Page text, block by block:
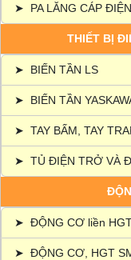
➤ PA LĂNG CÁP
THIẾT BỊ
➤ BIẾN TẦN LS
➤ BIẾN TẦN
➤ TAY BẤM, TAY
➤ TỦ ĐIỆN TRỞ VÀ
➤ ĐỘNG CƠ liền
➤ ĐỘNG CƠ, HGT